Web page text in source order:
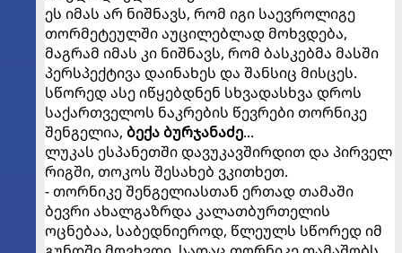
ეს იმას არ ნიშნავს, რომ იგი საევროლიგე
თორმეტეულში აუცილებლად მოხვდება,
მაგრამ იმას კი ნიშნავს, რომ ბასკებმა მასში
პერსპექტივა დაინახეს და შანსიც მისცეს.
სწორედ ასე იწყებდნენ სხვადასხვა დროს
საქართველოს ნაკრების წევრები თორნიკე
შენგელია, ბექა ბურჯანაძე...
ლუკას ესპანეთში დავუკავშირდით და პირველ
რიგში, თოკოს შესახებ ვკითხეთ.
- თორნიკე შენგელიასთან ერთად თამაში
ბევრი ახალგაზრდა კალათბურთელის
ოცნებაა, საბედნიეროდ, წლეულს სწორედ იმ